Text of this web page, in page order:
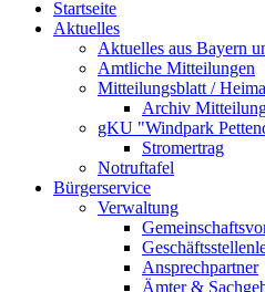
Startseite
Aktuelles
Aktuelles aus Bayern
Amtliche Mitteilungen
Mitteilungsblatt /
Archiv
gKU "Windpark
Stromertrag
Notruftafel
Bürgerservice
Verwaltung
Ansprechpartner
Ämter &